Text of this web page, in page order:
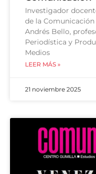
Investigador
de la
Andrés Bello,
Periodística y
Medios
LEER MÁS »
21 noviembre 2025